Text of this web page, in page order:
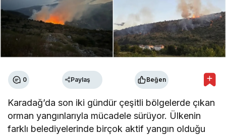
0 Paylaş Beğen
Karadağ’da son iki gündür çeşitli bölgelerde çıkan
orman yangınlarıyla mücadele sürüyor. Ülkenin
farklı belediyelerinde birçok aktif yangın olduğu